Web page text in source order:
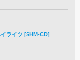
ライツ [SHM-CD]